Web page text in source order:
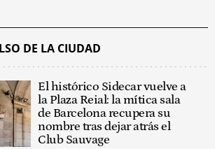
DE LA CIUDAD
El histórico Sidecar vuelve a
la Plaza Reial: la mítica sala
de Barcelona recupera su
nombre tras dejar atrás el
Club Sauvage